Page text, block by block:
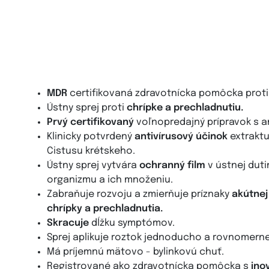
MDR certifikovaná zdravotnícka pomôcka proti
Ústny sprej proti chrípke a prechladnutiu.
Prvý certifikovaný voľnopredajný prípravok s
Klinicky potvrdený antivírusový účinok
Cistusu krétskeho.
Ústny sprej vytvára ochranný film v ústnej
organizmu a ich množeniu.
Zabraňuje rozvoju a zmierňuje príznaky
chrípky a prechladnutia.
Skracuje dĺžku symptómov.
Sprej aplikuje roztok jednoducho a
Má príjemnú mätovo - bylinkovú chuť.
Registrované ako zdravotnícka pomôcka s